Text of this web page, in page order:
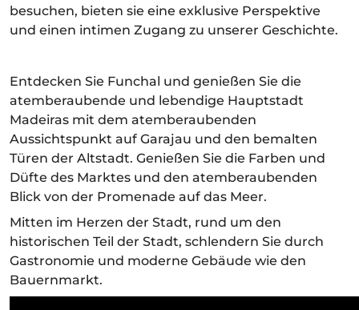
besuchen, bieten sie eine exklusive Perspektive
und einen intimen Zugang zu unserer Geschichte.
Entdecken Sie Funchal und genießen Sie die
atemberaubende und lebendige Hauptstadt
Madeiras mit dem atemberaubenden
Aussichtspunkt auf Garajau und den bemalten
Türen der Altstadt. Genießen Sie die Farben und
Düfte des Marktes und den atemberaubenden
Blick von der Promenade auf das Meer.
Mitten im Herzen der Stadt, rund um den
historischen Teil der Stadt, schlendern Sie durch
Gastronomie und moderne Gebäude wie den
Bauernmarkt.